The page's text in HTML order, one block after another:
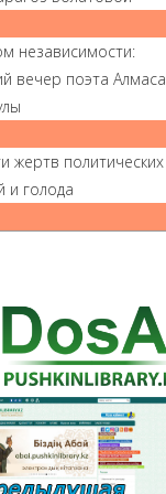
независимости:
вечер поэта Алмаса
жертв политических
и голода